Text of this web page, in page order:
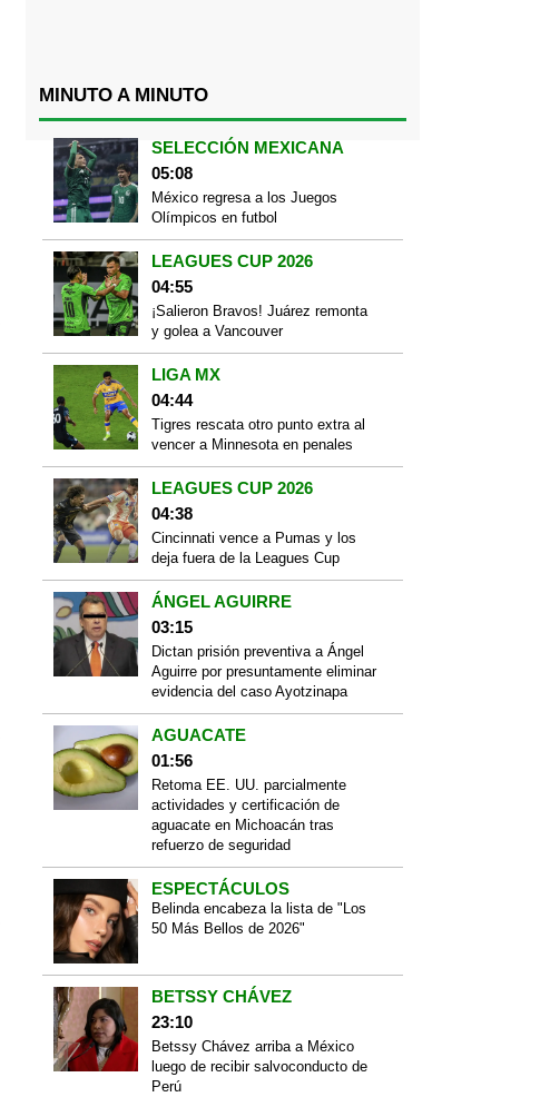
MINUTO A MINUTO
SELECCIÓN MEXICANA
05:08
México regresa a los Juegos
Olímpicos en futbol
LEAGUES CUP 2026
04:55
¡Salieron Bravos! Juárez remonta
y golea a Vancouver
LIGA MX
04:44
Tigres rescata otro punto extra al
vencer a Minnesota en penales
LEAGUES CUP 2026
04:38
Cincinnati vence a Pumas y los
deja fuera de la Leagues Cup
ÁNGEL AGUIRRE
03:15
Dictan prisión preventiva a Ángel
Aguirre por presuntamente eliminar
evidencia del caso Ayotzinapa
AGUACATE
01:56
Retoma EE. UU. parcialmente
actividades y certificación de
aguacate en Michoacán tras
refuerzo de seguridad
ESPECTÁCULOS
Belinda encabeza la lista de "Los
50 Más Bellos de 2026"
BETSSY CHÁVEZ
23:10
Betssy Chávez arriba a México
luego de recibir salvoconducto de
Perú